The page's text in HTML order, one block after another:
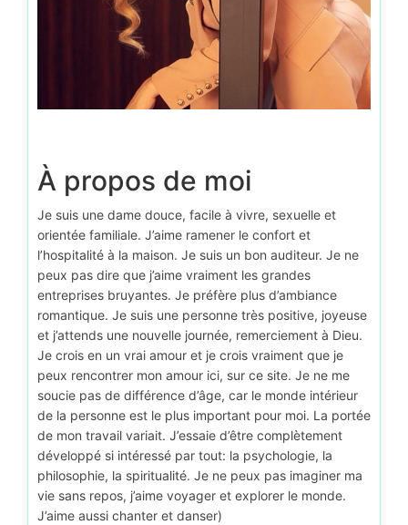
À propos de moi
Je suis une dame douce, facile à vivre, sexuelle et
orientée familiale. J’aime ramener le confort et
l’hospitalité à la maison. Je suis un bon auditeur. Je ne
peux pas dire que j’aime vraiment les grandes
entreprises bruyantes. Je préfère plus d’ambiance
romantique. Je suis une personne très positive, joyeuse
et j’attends une nouvelle journée, remerciement à Dieu.
Je crois en un vrai amour et je crois vraiment que je
peux rencontrer mon amour ici, sur ce site. Je ne me
soucie pas de différence d’âge, car le monde intérieur
de la personne est le plus important pour moi. La portée
de mon travail variait. J’essaie d’être complètement
développé si intéressé par tout: la psychologie, la
philosophie, la spiritualité. Je ne peux pas imaginer ma
vie sans repos, j’aime voyager et explorer le monde.
J’aime aussi chanter et danser)